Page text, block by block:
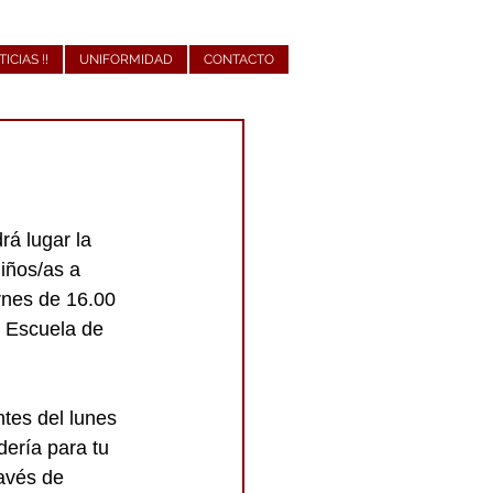
!! UNIFORMIDAD CONTACTO
lugar la
as a
de 16.00
Escuela de
del lunes
para tu
de